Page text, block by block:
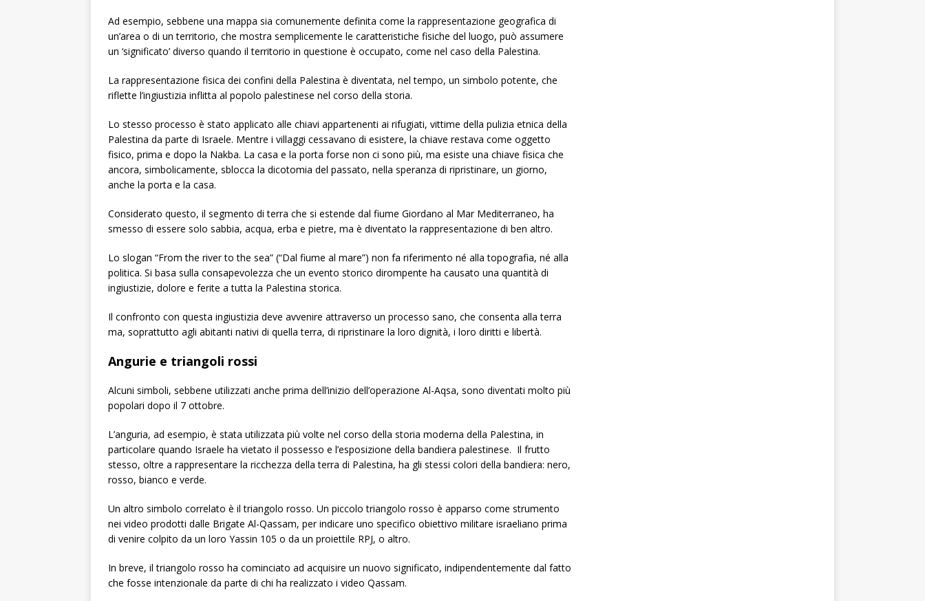
Ad esempio, sebbene una mappa sia comunemente definita come la rappresentazione geografica di
un’area o di un territorio, che mostra semplicemente le caratteristiche fisiche del luogo, può assumere
un ‘significato’ diverso quando il territorio in questione è occupato, come nel caso della Palestina.
La rappresentazione fisica dei confini della Palestina è diventata, nel tempo, un simbolo potente, che
riflette l’ingiustizia inflitta al popolo palestinese nel corso della storia.
Lo stesso processo è stato applicato alle chiavi appartenenti ai rifugiati, vittime della pulizia etnica della
Palestina da parte di Israele. Mentre i villaggi cessavano di esistere, la chiave restava come oggetto
fisico, prima e dopo la Nakba. La casa e la porta forse non ci sono più, ma esiste una chiave fisica che
ancora, simbolicamente, sblocca la dicotomia del passato, nella speranza di ripristinare, un giorno,
anche la porta e la casa.
Considerato questo, il segmento di terra che si estende dal fiume Giordano al Mar Mediterraneo, ha
smesso di essere solo sabbia, acqua, erba e pietre, ma è diventato la rappresentazione di ben altro.
Lo slogan “From the river to the sea” (“Dal fiume al mare”) non fa riferimento né alla topografia, né alla
politica. Si basa sulla consapevolezza che un evento storico dirompente ha causato una quantità di
ingiustizie, dolore e ferite a tutta la Palestina storica.
Il confronto con questa ingiustizia deve avvenire attraverso un processo sano, che consenta alla terra
ma, soprattutto agli abitanti nativi di quella terra, di ripristinare la loro dignità, i loro diritti e libertà.
Angurie e triangoli rossi
Alcuni simboli, sebbene utilizzati anche prima dell’inizio dell’operazione Al-Aqsa, sono diventati molto più
popolari dopo il 7 ottobre.
L’anguria, ad esempio, è stata utilizzata più volte nel corso della storia moderna della Palestina, in
particolare quando Israele ha vietato il possesso e l’esposizione della bandiera palestinese. Il frutto
stesso, oltre a rappresentare la ricchezza della terra di Palestina, ha gli stessi colori della bandiera: nero,
rosso, bianco e verde.
Un altro simbolo correlato è il triangolo rosso. Un piccolo triangolo rosso è apparso come strumento
nei video prodotti dalle Brigate Al-Qassam, per indicare uno specifico obiettivo militare israeliano prima
di venire colpito da un loro Yassin 105 o da un proiettile RPJ, o altro.
In breve, il triangolo rosso ha cominciato ad acquisire un nuovo significato, indipendentemente dal fatto
che fosse intenzionale da parte di chi ha realizzato i video Qassam.